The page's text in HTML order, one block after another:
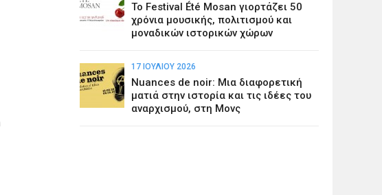
Το Festival Été Mosan γιορτάζει 50
χρόνια μουσικής, πολιτισμού και
μοναδικών ιστορικών χώρων
17 ΙΟΥΛΊΟΥ 2026
Nuances de noir: Μια διαφορετική
ματιά στην ιστορία και τις ιδέες του
αναρχισμού, στη Μονς